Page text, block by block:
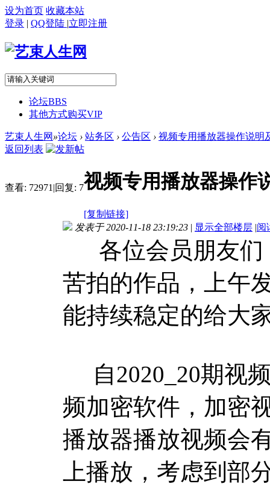
设为首页 收藏本站
登录 | QQ登陆 |立即注册
论坛BBS
其他方式购买VIP
艺束人生网 »论坛 › 站务区 › 公告区 › 视频专用播放器操作说明
返回列表
查看: 72971 |回复: 7视频专用播放器操作
[复制链接]
发表于 2020-11-18 23:19:23 | 显示全部楼层 |阅
各位会员朋友们
苦拍的作品，上午
能持续稳定的给大
自2020_20期视
频加密软件，加密
播放器播放视频会
上播放，考虑到部